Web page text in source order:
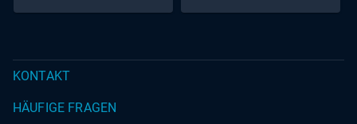
KONTAKT
HÄUFIGE FRAGEN